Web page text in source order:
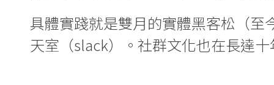
具體實踐就是雙月的實體黑客松（
天室（slack）。社群文化也在長達